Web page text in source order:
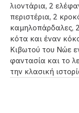
λιοντάρια, 2
περιστέρια, 2
καμηλοπάρδαλες,
κότα και έναν
Κιβωτού του Νώε
φαντασία και το
την κλασική